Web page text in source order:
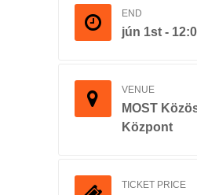
END
jún 1st -
VENUE
MOST
Központ
TICKET PRICE